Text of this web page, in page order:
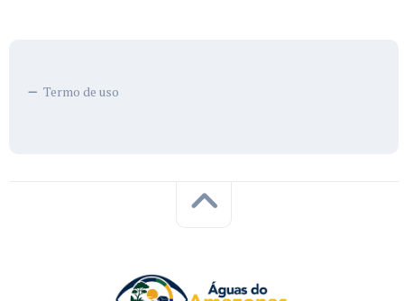
Termo de uso